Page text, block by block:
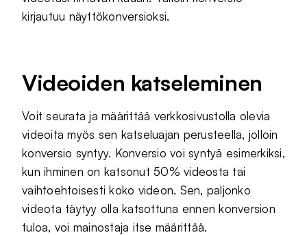
kirjautuu näyttökonversioksi.
Videoiden katseleminen
Voit seurata ja määrittää verkkosivustolla olevia
videoita myös sen katseluajan perusteella, jolloin
konversio syntyy. Konversio voi syntyä esimerkiksi,
kun ihminen on katsonut 50% videosta tai
vaihtoehtoisesti koko videon. Sen, paljonko
videota täytyy olla katsottuna ennen konversion
tuloa, voi mainostaja itse määrittää.